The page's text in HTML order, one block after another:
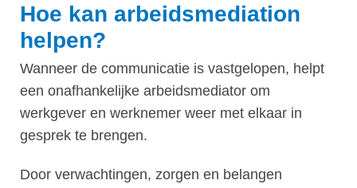
Hoe kan arbeidsmediation
helpen?
Wanneer de communicatie is vastgelopen, helpt
een onafhankelijke arbeidsmediator om
werkgever en werknemer weer met elkaar in
gesprek te brengen.
Door verwachtingen, zorgen en belangen